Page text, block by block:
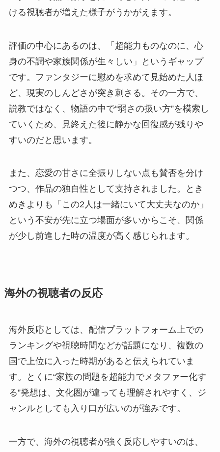
ける視聴者が増えた様子がうかがえます。
評価の中心にあるのは、「超能力ものなのに、心
身の不調や家族関係が生々しい」というギャップ
です。ファンタジーに慰めを求めて見始めた人ほ
ど、現実のしんどさが突き刺さる。その一方で、
説教ではなく、物語の中で“弱さの扱い方”を模索し
ていくため、見終えた後に静かな回復感が残りや
すいのだと思います。
また、恋愛の甘さに全振りしない点も賛否を分け
つつ、作品の独自性として支持されました。とき
めきよりも「この2人は一緒にいて大丈夫なのか」
という不安が先に立つ場面が多いからこそ、関係
が少し前進した時の温度が高く感じられます。
海外の視聴者の反応
海外反応としては、配信プラットフォーム上での
ランキングや視聴時間などが話題になり、複数の
国で上位に入った時期があると伝えられていま
す。とくに“家族の問題を超能力でメタファー化す
る”発想は、文化圏が違っても理解されやすく、ジ
ャンルとしても入り口が広いのが強みです。
一方で、海外の視聴者が強く反応しやすいのは、